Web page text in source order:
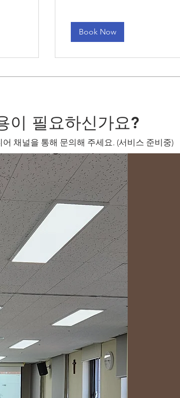
Book Now
이 필요하신가요?
채널을 통해 문의해 주세요. (서비스 준비중)